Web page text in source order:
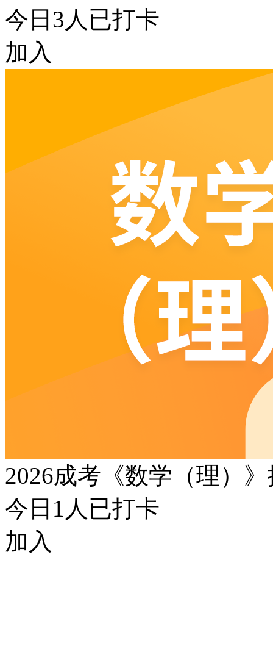
今日 3 人已打卡
加入
2026成考《数学（理）
今日 1 人已打卡
加入